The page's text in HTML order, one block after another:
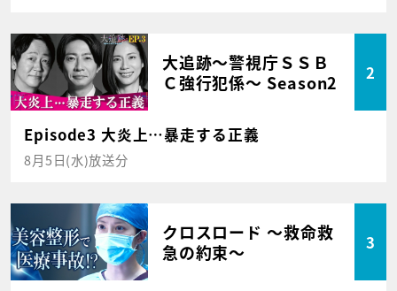
大追跡～警視庁ＳＳＢ
Ｃ強行犯係～ Season2
2
Episode3 大炎上…暴走する正義
8月5日(水)放送分
クロスロード ～救命救
急の約束～
3